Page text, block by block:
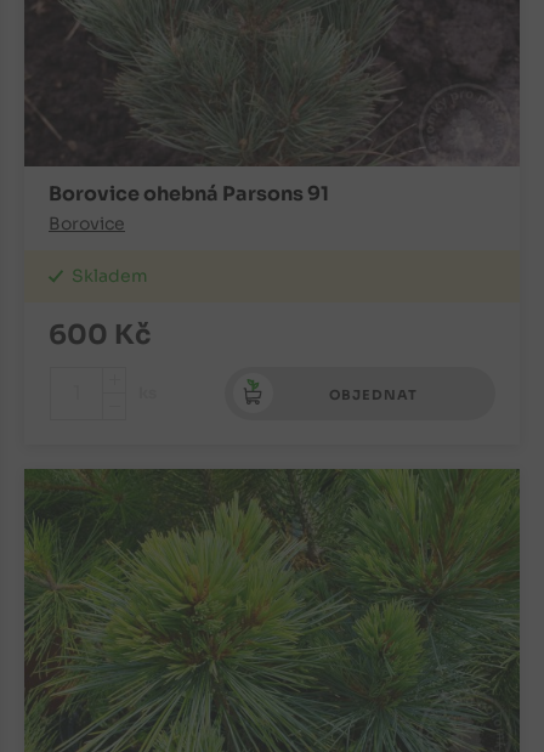
Borovice ohebná Parsons 91
Borovice
Skladem
600 Kč
OBJEDNAT